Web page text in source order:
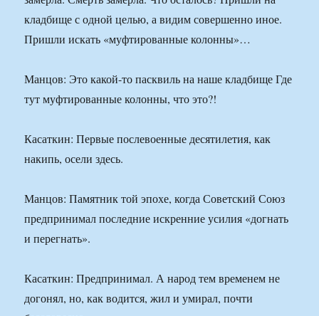
кладбище с одной целью, а видим совершенно иное.
Пришли искать «муфтированные колонны»…
Манцов: Это какой-то пасквиль на наше кладбище Где
тут муфтированные колонны, что это?!
Касаткин: Первые послевоенные десятилетия, как
накипь, осели здесь.
Манцов: Памятник той эпохе, когда Советский Союз
предпринимал последние искренние усилия «догнать
и перегнать».
Касаткин: Предпринимал. А народ тем временем не
догонял, но, как водится, жил и умирал, почти